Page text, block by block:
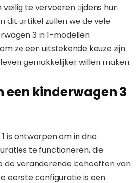
te vervoeren tijdens hun
dit artikel zullen we de vele
3 in 1-modellen
ze een uitstekende keuze zijn
gemakkelijker willen maken.
een kinderwagen 3
is ontworpen om in drie
te functioneren, die
de veranderende behoeften van
eerste configuratie is een